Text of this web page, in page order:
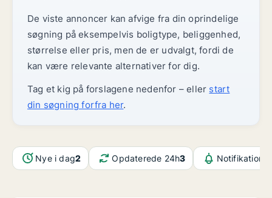
De viste annoncer kan afvige fra din oprindelige
søgning på eksempelvis boligtype, beliggenhed,
størrelse eller pris, men de er udvalgt, fordi de
kan være relevante alternativer for dig.
Tag et kig på forslagene nedenfor – eller start
din søgning forfra her.
Nye i dag2 Opdaterede 24h3